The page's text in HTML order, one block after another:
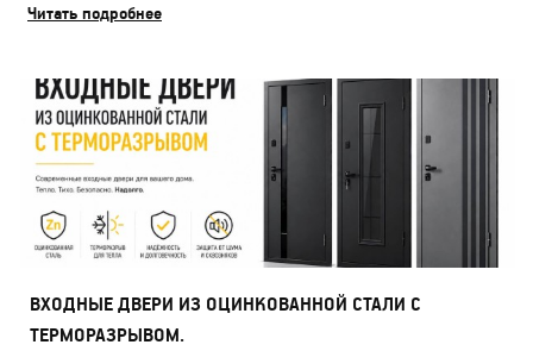
Читать подробнее
ВХОДНЫЕ ДВЕРИ ИЗ ОЦИНКОВАННОЙ СТАЛИ С
ТЕРМОРАЗРЫВОМ.